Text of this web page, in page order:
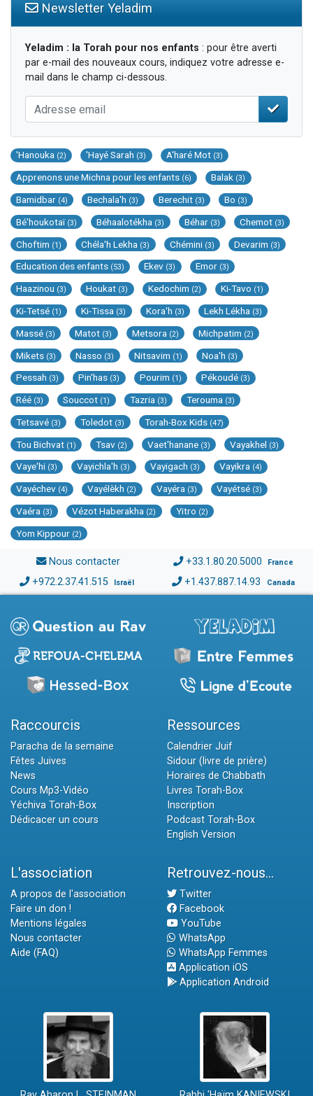
Newsletter Yeladim
Yeladim : la Torah pour nos enfants : pour être averti
par e-mail des nouveaux cours, indiquez votre adresse e-
mail dans le champ ci-dessous.
'Hanouka (2) 'Hayé Sarah (3) A'haré Mot (3)
Apprenons une Michna pour les enfants (6) Balak (3)
Bamidbar (4) Bechala'h (3) Berechit (3) Bo (3)
Bé'houkotaï (3) Béhaalotékha (3) Béhar (3) Chemot (3)
Choftim (1) Chéla'h Lekha (3) Chémini (3) Devarim (3)
Education des enfants (53) Ekev (3) Emor (3)
Haazinou (3) Houkat (3) Kedochim (2) Ki-Tavo (1)
Ki-Tetsé (1) Ki-Tissa (3) Kora'h (3) Lekh Lékha (3)
Massé (3) Matot (3) Metsora (2) Michpatim (2)
Mikets (3) Nasso (3) Nitsavim (1) Noa'h (3)
Pessah (3) Pin'has (3) Pourim (1) Pékoudé (3)
Réé (3) Souccot (1) Tazria (3) Terouma (3)
Tetsavé (3) Toledot (3) Torah-Box Kids (47)
Tou Bichvat (1) Tsav (2) Vaet'hanane (3) Vayakhel (3)
Vaye'hi (3) Vayichla'h (3) Vayigach (3) Vayikra (4)
Vayéchev (4) Vayélèkh (2) Vayéra (3) Vayétsé (3)
Vaéra (3) Vézot Haberakha (2) Yitro (2)
Yom Kippour (2)
Nous contacter +33.1.80.20.5000 France
+972.2.37.41.515 Israël +1.437.887.14.93 Canada
Raccourcis
Paracha de la semaine
Fêtes Juives
News
Cours Mp3-Vidéo
Yéchiva Torah-Box
Dédicacer un cours
Ressources
Calendrier Juif
Sidour (livre de prière)
Horaires de Chabbath
Livres Torah-Box
Inscription
Podcast Torah-Box
English Version
L'association
A propos de l'association
Faire un don !
Mentions légales
Nous contacter
Aide (FAQ)
Retrouvez-nous...
Twitter
Facebook
YouTube
WhatsApp
WhatsApp Femmes
Application iOS
Application Android